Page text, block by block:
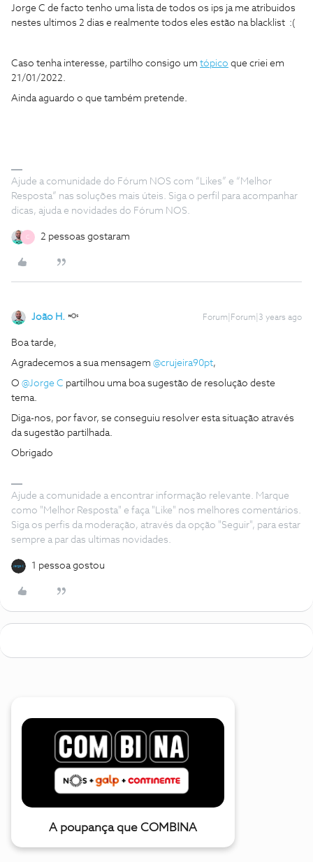
Jorge C de facto tenho uma lista de todos os ips ja me atribuidos
nestes ultimos 2 dias e realmente todos eles estão na blacklist :(
Caso tenha interesse, partilho consigo um tópico que criei em
21/01/2022.
Ainda aguardo o que também pretende.
Ajude a comunidade do Fórum NOS com “Likes” e “Melhor
Resposta” nas soluções mais úteis. Siga o perfil para acompanhar
dicas, ajuda e novidades do Fórum NOS.
C 2 pessoas gostaram
João H. Forum|Forum|3 years ago
Boa tarde,
Agradecemos a sua mensagem @crujeira90pt,
O @Jorge C partilhou uma boa sugestão de resolução deste
tema.
Diga-nos, por favor, se conseguiu resolver esta situação através
da sugestão partilhada.
Obrigado
Ajude a comunidade a encontrar informação relevante. Marque
como "Melhor Resposta" e faça "Like" nos melhores comentários.
Siga os perfis da moderação, através da opção "Seguir", para estar
sempre a par das ultimas novidades.
1 pessoa gostou
A poupança que COMBINA